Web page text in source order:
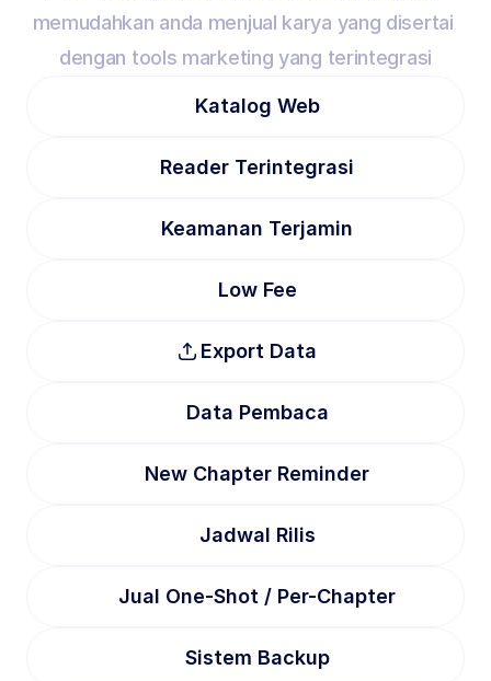
memudahkan anda menjual karya yang disertai
dengan tools marketing yang terintegrasi
Katalog Web
Reader Terintegrasi
Keamanan Terjamin
Low Fee
Export Data
Data Pembaca
New Chapter Reminder
Jadwal Rilis
Jual One-Shot / Per-Chapter
Sistem Backup